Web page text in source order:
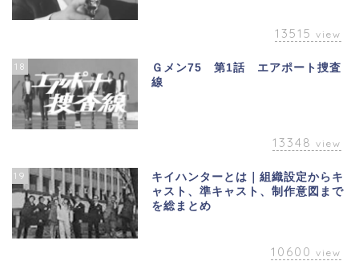
13515 view
18
Ｇメン75 第1話 エアポート捜査
線
13348 view
19
キイハンターとは｜組織設定からキ
ャスト、準キャスト、制作意図まで
を総まとめ
10600 view